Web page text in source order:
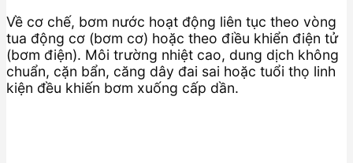
Về cơ chế, bơm nước hoạt động liên tục theo vòng
tua động cơ (bơm cơ) hoặc theo điều khiển điện tử
(bơm điện). Môi trường nhiệt cao, dung dịch không
chuẩn, cặn bẩn, căng dây đai sai hoặc tuổi thọ linh
kiện đều khiến bơm xuống cấp dần.